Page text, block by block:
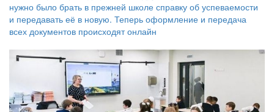
нужно было брать в прежней школе справку об успеваемости
и передавать её в новую. Теперь оформление и передача
всех документов происходят онлайн